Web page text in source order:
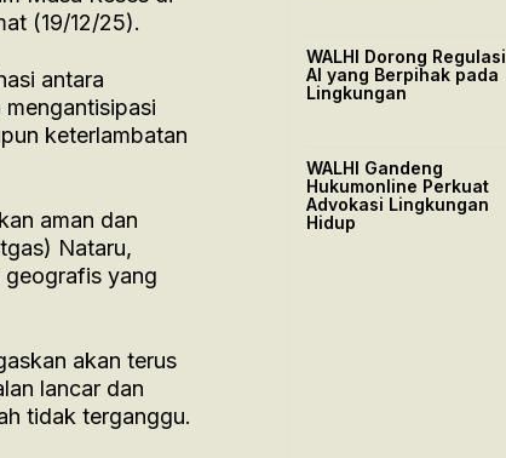
(19/12/25).
antara
keterlambatan
aman dan
Nataru,
geografis yang
akan terus
lancar dan
tidak terganggu.
WALHI Dorong Regulasi
AI yang Berpihak pada
Lingkungan
WALHI Gandeng
Hukumonline Perkuat
Advokasi Lingkungan
Hidup